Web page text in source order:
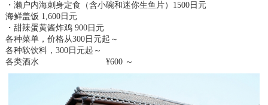
・濑户内海刺身定食（含小碗和迷你生鱼片）1500日元
海鲜盖饭 1,600日元
・甜辣蛋黄酱炸鸡 900日元
各种菜单，价格从300日元起～
各种软饮料，300日元起～
各类酒水 ¥600 ～